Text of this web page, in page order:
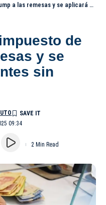
y se aplicará a migrantes sin papeles
de
y se
sin
09:34
2 Min Read